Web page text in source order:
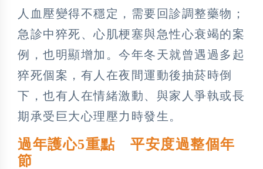
人血壓變得不穩定，需要回診調整藥物；
急診中猝死、心肌梗塞與急性心衰竭的案
例，也明顯增加。今年冬天就曾遇過多起
猝死個案，有人在夜間運動後抽菸時倒
下，也有人在情緒激動、與家人爭執或長
期承受巨大心理壓力時發生。
過年護心5重點 平安度過整個年
節